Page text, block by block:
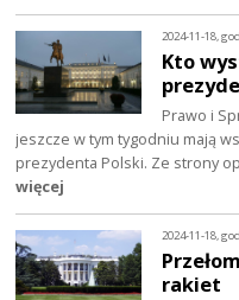
2024-11-18,
Kto
Prawo i
jeszcze w tym tygodniu mają
prezydenta Polski. Ze strony
więcej
2024-11-18,
rakiet